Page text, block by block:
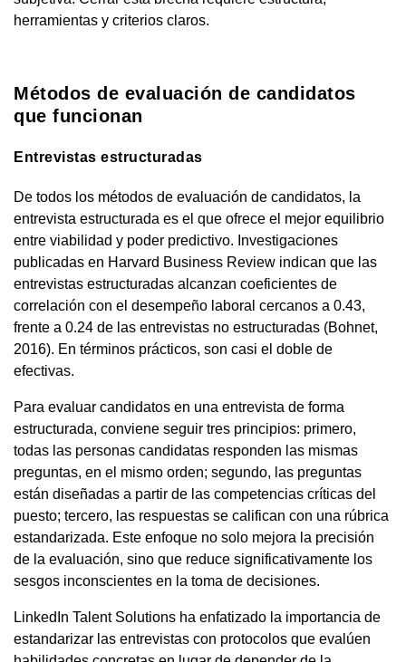
herramientas y criterios claros.
Métodos de evaluación de candidatos
que funcionan
Entrevistas estructuradas
De todos los métodos de evaluación de candidatos, la
entrevista estructurada es el que ofrece el mejor equilibrio
entre viabilidad y poder predictivo. Investigaciones
publicadas en Harvard Business Review indican que las
entrevistas estructuradas alcanzan coeficientes de
correlación con el desempeño laboral cercanos a 0.43,
frente a 0.24 de las entrevistas no estructuradas (Bohnet,
2016). En términos prácticos, son casi el doble de
efectivas.
Para evaluar candidatos en una entrevista de forma
estructurada, conviene seguir tres principios: primero,
todas las personas candidatas responden las mismas
preguntas, en el mismo orden; segundo, las preguntas
están diseñadas a partir de las competencias críticas del
puesto; tercero, las respuestas se califican con una rúbrica
estandarizada. Este enfoque no solo mejora la precisión
de la evaluación, sino que reduce significativamente los
sesgos inconscientes en la toma de decisiones.
LinkedIn Talent Solutions ha enfatizado la importancia de
estandarizar las entrevistas con protocolos que evalúen